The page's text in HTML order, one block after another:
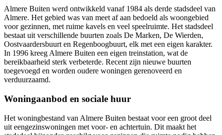
Almere Buiten werd ontwikkeld vanaf 1984 als derde stadsdeel van
Almere. Het gebied was van meet af aan bedoeld als woongebied
voor gezinnen, met ruime kavels en veel speelruimte. Het stadsdeel
bestaat uit verschillende buurten zoals De Marken, De Wierden,
Oostvaardersbuurt en Regenboogbuurt, elk met een eigen karakter.
In 1996 kreeg Almere Buiten een eigen treinstation, wat de
bereikbaarheid sterk verbeterde. Recent zijn nieuwe buurten
toegevoegd en worden oudere woningen gerenoveerd en
verduurzaamd.
Woningaanbod en sociale huur
Het woningbestand van Almere Buiten bestaat voor een groot deel
uit eengezinswoningen met voor- en achtertuin. Dit maakt het